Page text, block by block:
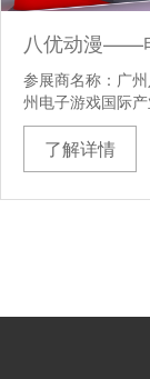
参展商名称：广
州电子游戏国际
了解详情